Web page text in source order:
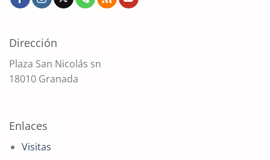
Dirección
Plaza San Nicolás sn
18010 Granada
Enlaces
Visitas